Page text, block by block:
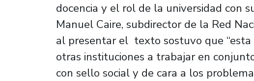
docencia y el rol de la universidad con
Manuel Caire, subdirector de la Red
al presentar el texto sostuvo que “esta
otras instituciones a trabajar en
con sello social y de cara a los